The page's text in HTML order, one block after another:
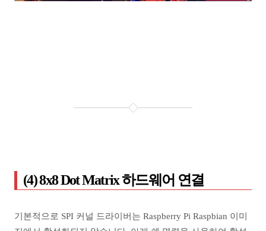
(4) 8x8 Dot Matrix 하드웨어 연결
기본적으로 SPI 커널 드라이버는 Raspberry Pi Raspbian 이미